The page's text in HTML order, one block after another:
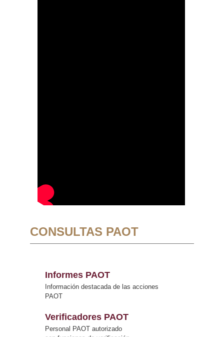
CONSULTAS PAOT
Informes PAOT
Información destacada de las acciones
PAOT
Verificadores PAOT
Personal PAOT autorizado